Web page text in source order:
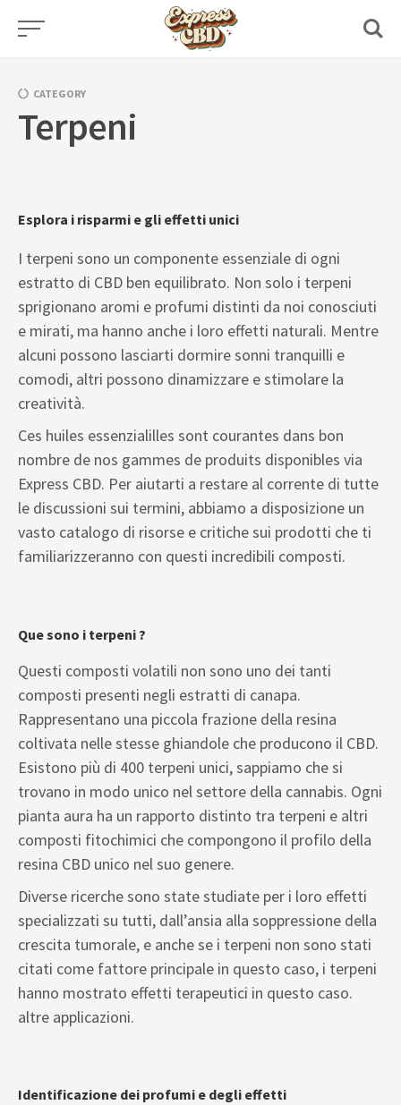
Skip
CATEGORY
Terpeni
Esplora i risparmi e gli effetti unici
I terpeni sono un componente essenziale di ogni
estratto di CBD ben equilibrato. Non solo i terpeni
sprigionano aromi e profumi distinti da noi conosciuti
e mirati, ma hanno anche i loro effetti naturali. Mentre
alcuni possono lasciarti dormire sonni tranquilli e
comodi, altri possono dinamizzare e stimolare la
creatività.
Ces huiles essenzialilles sont courantes dans bon
nombre de nos gammes de produits disponibles via
Express CBD. Per aiutarti a restare al corrente di tutte
le discussioni sui termini, abbiamo a disposizione un
vasto catalogo di risorse e critiche sui prodotti che ti
familiarizzeranno con questi incredibili composti.
Que sono i terpeni ?
Questi composti volatili non sono uno dei tanti
composti presenti negli estratti di canapa.
Rappresentano una piccola frazione della resina
coltivata nelle stesse ghiandole che producono il CBD.
Esistono più di 400 terpeni unici, sappiamo che si
trovano in modo unico nel settore della cannabis. Ogni
pianta aura ha un rapporto distinto tra terpeni e altri
composti fitochimici che compongono il profilo della
resina CBD unico nel suo genere.
Diverse ricerche sono state studiate per i loro effetti
specializzati su tutti, dall’ansia alla soppressione della
crescita tumorale, e anche se i terpeni non sono stati
citati come fattore principale in questo caso, i terpeni
hanno mostrato effetti terapeutici in questo caso.
altre applicazioni.
Identificazione dei profumi e degli effetti